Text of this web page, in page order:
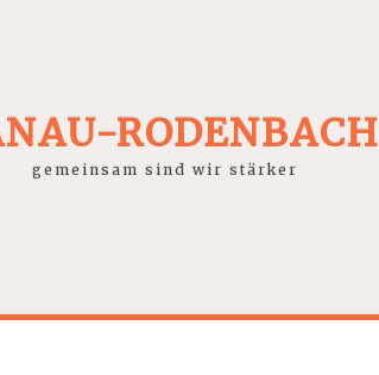
RODENBACH
gemeinsam sind wir stärker